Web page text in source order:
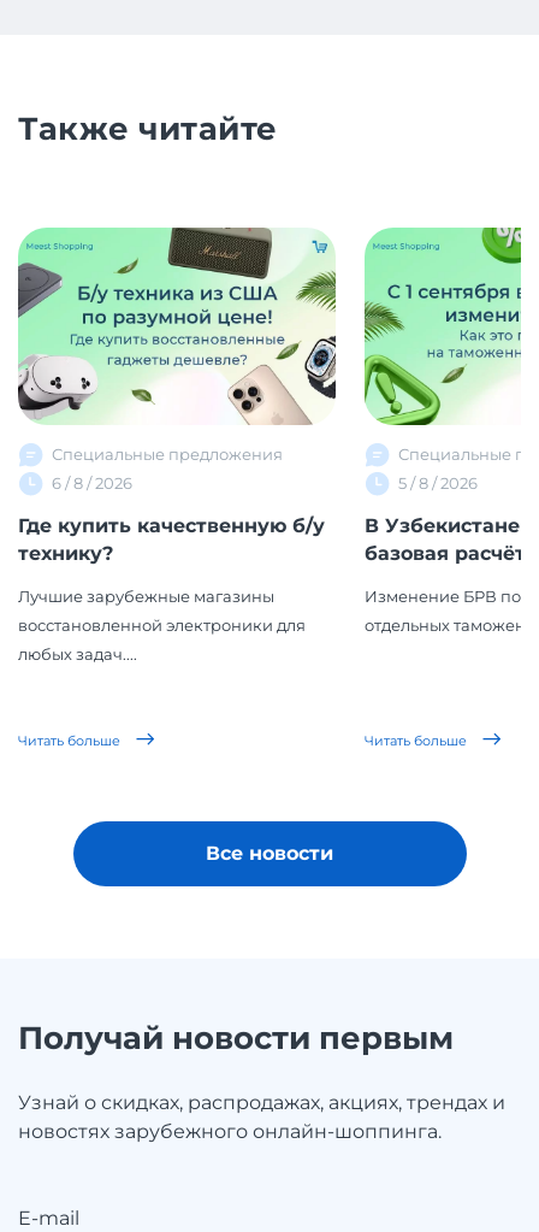
Также читайте
Специальные предложения
6 / 8 / 2026
Где купить качественную б/у
технику?
Лучшие зарубежные магазины
восстановленной электроники для
любых задач....
Читать больше
Специальные
5 / 8 / 2026
В Узбекистане
базовая
Изменение БРВ
отдельных
Читать больше
Все новости
Получай новости первым
Узнай о скидках, распродажах, акциях, трендах и
новостях зарубежного онлайн-шоппинга.
E-mail